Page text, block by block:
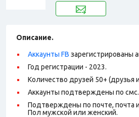
Описание.
Аккаунты FB зарегистрированы
Год регистрации - 2023.
Количество друзей 50+ (друзья
Аккаунты подтверждены по смс.
Подтверждены по почте, почта
Пол мужской или женский.